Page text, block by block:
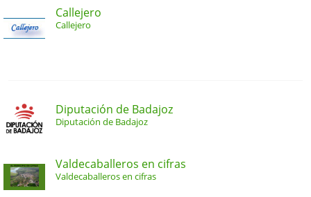
Callejero
Callejero
Diputación de Badajoz
Diputación de Badajoz
Valdecaballeros en cifras
Valdecaballeros en cifras